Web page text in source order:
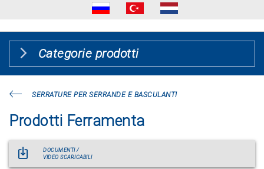
Categorie prodotti
SERRATURE PER SERRANDE E BASCULANTI
Prodotti Ferramenta
DOCUMENTI /
VIDEO SCARICABILI